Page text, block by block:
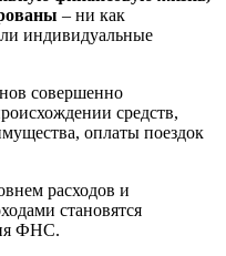
– ни как
индивидуальные
совершенно
средств,
оплаты поездок
расходов и
становятся
ФНС.